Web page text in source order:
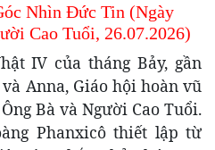
Nhìn Đức Tin (Ngày
Cao Tuổi, 26.07.2026)
IV của tháng Bảy, gần
Anna, Giáo hội hoàn vũ
Bà và Người Cao Tuổi.
Phanxicô thiết lập từ